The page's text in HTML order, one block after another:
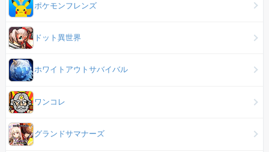
ポケモンフレンズ
ドット異世界
ホワイトアウトサバイバル
ワンコレ
グランドサマナーズ